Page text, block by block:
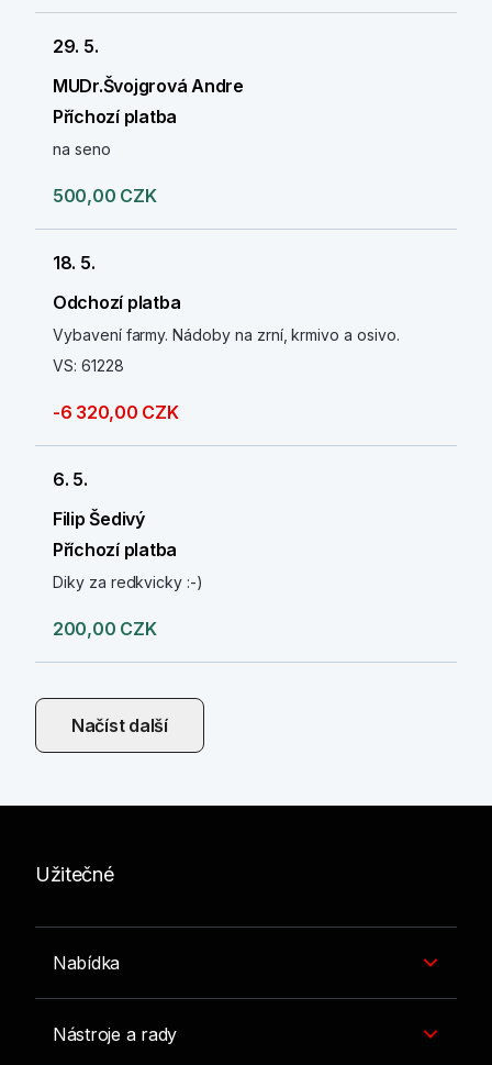
29. 5.
MUDr.Švojgrová Andre
Příchozí platba
na seno
500,00 CZK
18. 5.
Odchozí platba
Vybavení farmy. Nádoby na zrní, krmivo a osivo.
VS: 61228
-6 320,00 CZK
6. 5.
Filip Šedivý
Příchozí platba
Diky za redkvicky :-)
200,00 CZK
Načíst další
Užitečné
Nabídka
Nástroje a rady